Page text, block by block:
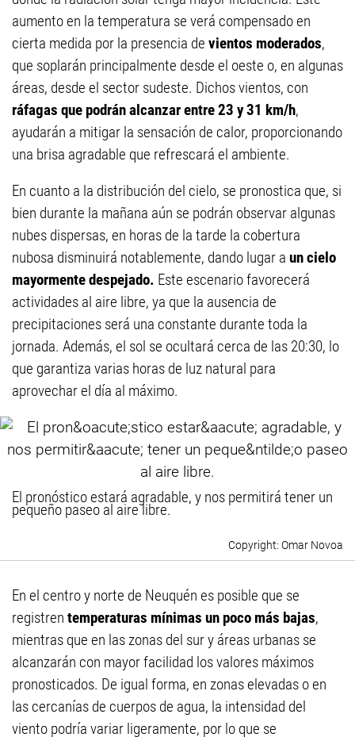
aumento en la temperatura se verá compensado en
cierta medida por la presencia de vientos moderados,
que soplarán principalmente desde el oeste o, en algunas
áreas, desde el sector sudeste. Dichos vientos, con
ráfagas que podrán alcanzar entre 23 y 31 km/h,
ayudarán a mitigar la sensación de calor, proporcionando
una brisa agradable que refrescará el ambiente.
En cuanto a la distribución del cielo, se pronostica que, si
bien durante la mañana aún se podrán observar algunas
nubes dispersas, en horas de la tarde la cobertura
nubosa disminuirá notablemente, dando lugar a un cielo
mayormente despejado. Este escenario favorecerá
actividades al aire libre, ya que la ausencia de
precipitaciones será una constante durante toda la
jornada. Además, el sol se ocultará cerca de las 20:30, lo
que garantiza varias horas de luz natural para
aprovechar el día al máximo.
El pronóstico estará agradable, y nos permitirá tener un
pequeño paseo al aire libre.
Omar Novoa
En el centro y norte de Neuquén es posible que se
registren temperaturas mínimas un poco más bajas,
mientras que en las zonas del sur y áreas urbanas se
alcanzarán con mayor facilidad los valores máximos
pronosticados. De igual forma, en zonas elevadas o en
las cercanías de cuerpos de agua, la intensidad del
viento podría variar ligeramente, por lo que se